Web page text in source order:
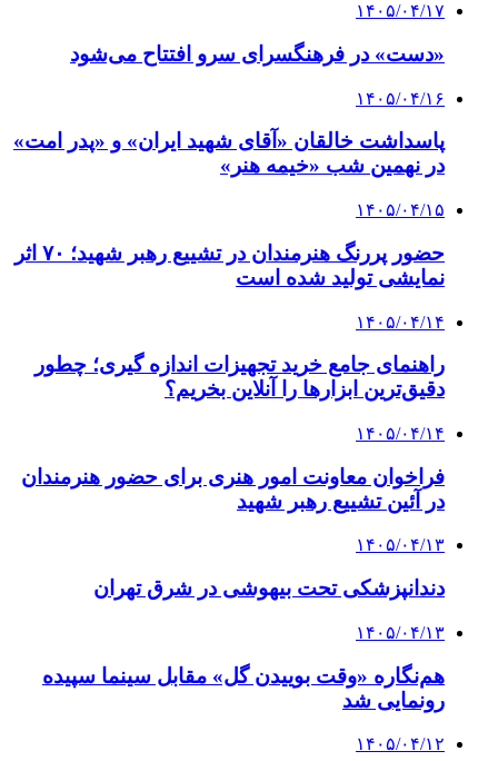
۱۴۰۵/۰۴/۱۷
«دست» در فرهنگسرای سرو افتتاح می‌شود
۱۴۰۵/۰۴/۱۶
پاسداشت خالقان «آقای شهید ایران» و «پدر امت»
در نهمین شب «خیمه هنر»
۱۴۰۵/۰۴/۱۵
حضور پررنگ هنرمندان در تشییع رهبر شهید؛ ۷۰ اثر
نمایشی تولید شده است
۱۴۰۵/۰۴/۱۴
راهنمای جامع خرید تجهیزات اندازه گیری؛ چطور
دقیق‌ترین ابزارها را آنلاین بخریم؟
۱۴۰۵/۰۴/۱۴
فراخوان معاونت امور هنری برای حضور هنرمندان
در آئین تشییع رهبر شهید
۱۴۰۵/۰۴/۱۳
دندانپزشکی تحت بیهوشی در شرق تهران
۱۴۰۵/۰۴/۱۳
هم‌نگاره «وقت بوییدن گل» مقابل سینما سپیده
رونمایی شد
۱۴۰۵/۰۴/۱۲